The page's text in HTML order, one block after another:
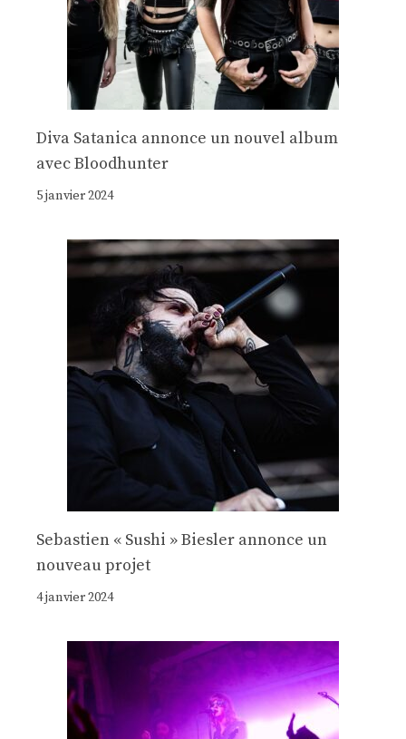
Diva Satanica annonce un nouvel album
avec Bloodhunter
5 janvier 2024
Sebastien « Sushi » Biesler annonce un
nouveau projet
4 janvier 2024